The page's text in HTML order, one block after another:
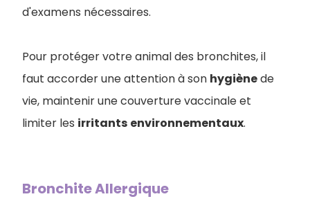
d'examens nécessaires.
Pour protéger votre animal des bronchites, il
faut accorder une attention à son hygiènede
vie, maintenir une couverture vaccinale et
limiter les irritants environnementaux.
Bronchite Allergique